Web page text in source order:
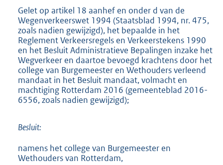
Gelet op artikel 18 aanhef en onder d van de
Wegenverkeerswet 1994 (Staatsblad 1994, nr. 475,
zoals nadien gewijzigd), het bepaalde in het
Reglement Verkeersregels en Verkeerstekens 1990
en het Besluit Administratieve Bepalingen inzake het
Wegverkeer en daartoe bevoegd krachtens door het
college van Burgemeester en Wethouders verleend
mandaat in het Besluit mandaat, volmacht en
machtiging Rotterdam 2016 (gemeenteblad 2016-
6556, zoals nadien gewijzigd);
Besluit:
namens het college van Burgemeester en
Wethouders van Rotterdam,